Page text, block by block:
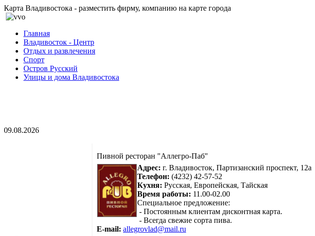
Карта Владивостока - разместить фирму, компанию на карте города
Главная
Владивосток - Центр
Отдых и развлечения
Спорт
Остров Русский
Улицы и дома Владивостока
09.08.2026
Пивной ресторан "Аллегро-Паб"
Адрес: г. Владивосток, Партизанский проспект, 12а
Телефон: (4232) 42-57-52
Кухня: Русская, Европейская, Тайская
Время работы: 11.00-02.00
Специальное предложение:
- Постоянным клиентам дисконтная карта.
- Всегда свежие сорта пива.
E-mail: allegrovlad@mail.ru